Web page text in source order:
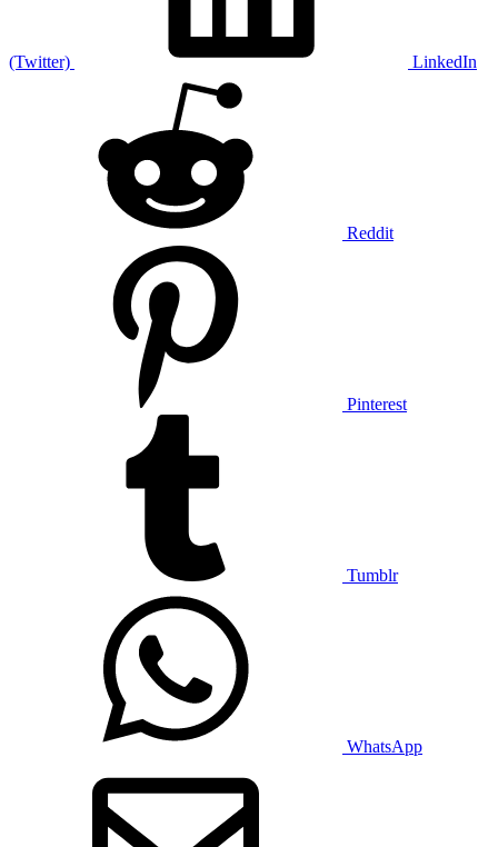
(Twitter) LinkedIn
Reddit
Pinterest
Tumblr
WhatsApp